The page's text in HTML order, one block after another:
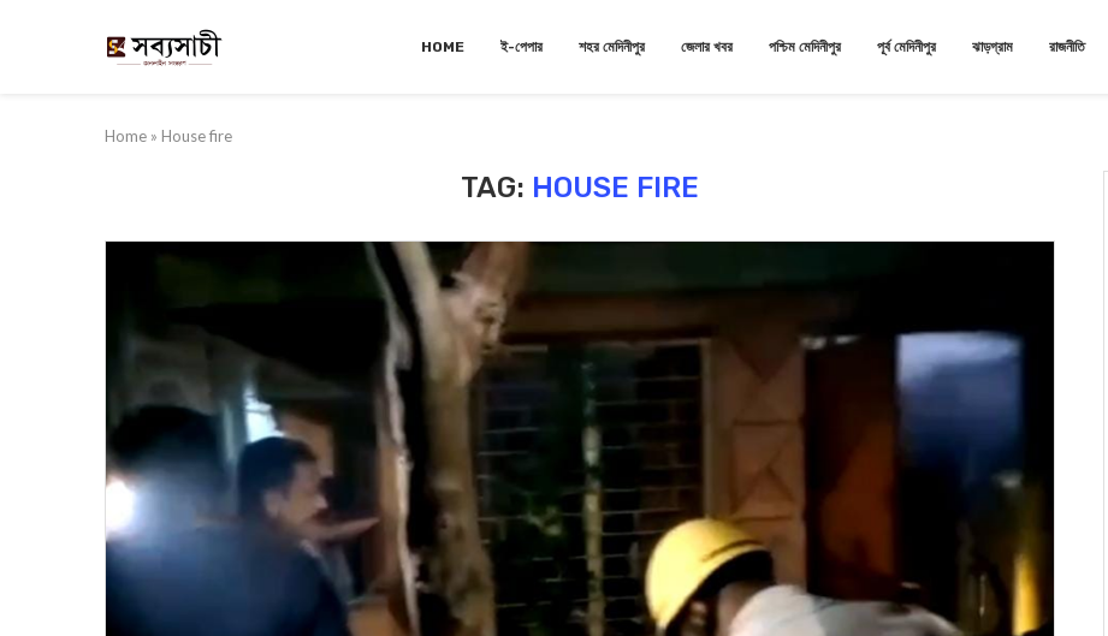
HOME ই-পেপার শহর মেদিনীপুর জেলার খবর পশ্চিম মেদিনীপুর পূর্ব মেদিনীপুর ঝাড়গ্রাম রাজনীতি
Home » House fire
TAG: HOUSE FIRE